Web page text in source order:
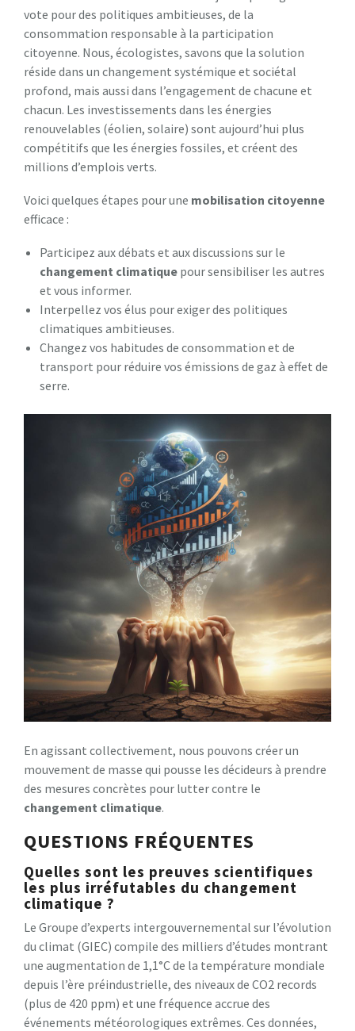
vote pour des politiques ambitieuses, de la
consommation responsable à la participation
citoyenne. Nous, écologistes, savons que la solution
réside dans un changement systémique et sociétal
profond, mais aussi dans l’engagement de chacune et
chacun. Les investissements dans les énergies
renouvelables (éolien, solaire) sont aujourd’hui plus
compétitifs que les énergies fossiles, et créent des
millions d’emplois verts.
Voici quelques étapes pour une mobilisation citoyenne
efficace :
Participez aux débats et aux discussions sur le
changement climatique pour sensibiliser les autres
et vous informer.
Interpellez vos élus pour exiger des politiques
climatiques ambitieuses.
Changez vos habitudes de consommation et de
transport pour réduire vos émissions de gaz à effet de
serre.
En agissant collectivement, nous pouvons créer un
mouvement de masse qui pousse les décideurs à prendre
des mesures concrètes pour lutter contre le
changement climatique.
QUESTIONS FRÉQUENTES
Quelles sont les preuves scientifiques
les plus irréfutables du changement
climatique ?
Le Groupe d’experts intergouvernemental sur l’évolution
du climat (GIEC) compile des milliers d’études montrant
une augmentation de 1,1°C de la température mondiale
depuis l’ère préindustrielle, des niveaux de CO2 records
(plus de 420 ppm) et une fréquence accrue des
événements météorologiques extrêmes. Ces données,